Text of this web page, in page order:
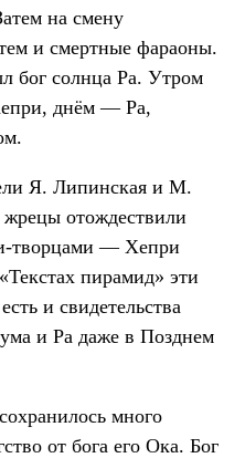
на смену
и смертные фараоны.
бог солнца Ра. Утром
днём — Ра,
Я. Липинская и М.
отождествили
творцами — Хепри
пирамид» эти
и свидетельства
и Ра даже в Позднем
много
от бога его Ока. Бог